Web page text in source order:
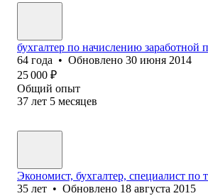
бухгалтер по начислению заработной
64 года • Обновлено 30 июня 2014
25 000 ₽
Общий опыт
37 лет 5 месяцев
Экономист, бухгалтер, специалист по
35 лет • Обновлено 18 августа 2015